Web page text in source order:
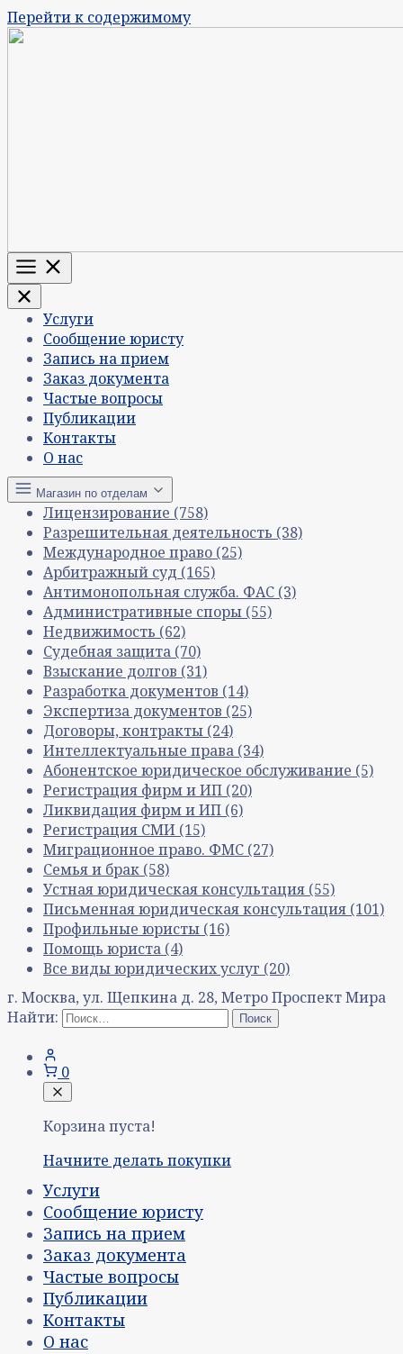
Перейти к содержимому
Меню
Услуги
Сообщение юристу
Запись на прием
Заказ документа
Частые вопросы
Публикации
Контакты
О нас
Магазин по отделам
Лицензирование (758)
Разрешительная деятельность (38)
Международное право (25)
Арбитражный суд (165)
Антимонопольная служба. ФАС (3)
Административные споры (55)
Недвижимость (62)
Судебная защита (70)
Взыскание долгов (31)
Разработка документов (14)
Экспертиза документов (25)
Договоры, контракты (24)
Интеллектуальные права (34)
Абонентское юридическое обслуживание (5)
Регистрация фирм и ИП (20)
Ликвидация фирм и ИП (6)
Регистрация СМИ (15)
Миграционное право. ФМС (27)
Семья и брак (58)
Устная юридическая консультация (55)
Письменная юридическая консультация (101)
Профильные юристы (16)
Помощь юриста (4)
Все виды юридических услуг (20)
г. Москва, ул. Щепкина д. 28, Метро Проспект Мира
Найти:
0
Корзина пуста!
Начните делать покупки
Услуги
Сообщение юристу
Запись на прием
Заказ документа
Частые вопросы
Публикации
Контакты
О нас